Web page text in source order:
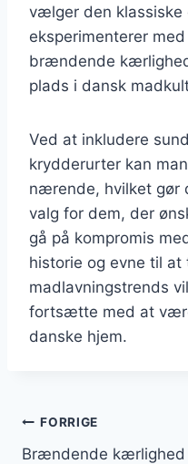
vælger den klassiske
eksperimenterer
brændende
plads i dansk
Ved at inkludere
krydderurter kan
nærende, hvilket gør
valg for dem, der
gå på kompromis
historie og evne til at
madlavningstrends
fortsætte med at
danske hjem.
FORRIGE
Brændende kærlighed